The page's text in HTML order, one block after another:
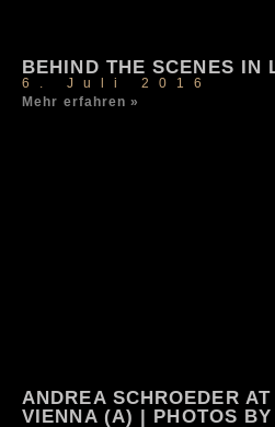
BEHIND THE SCENES IN
6. Juli 2016
Mehr erfahren »
ANDREA SCHROEDER
VIENNA (A) | PHOTOS